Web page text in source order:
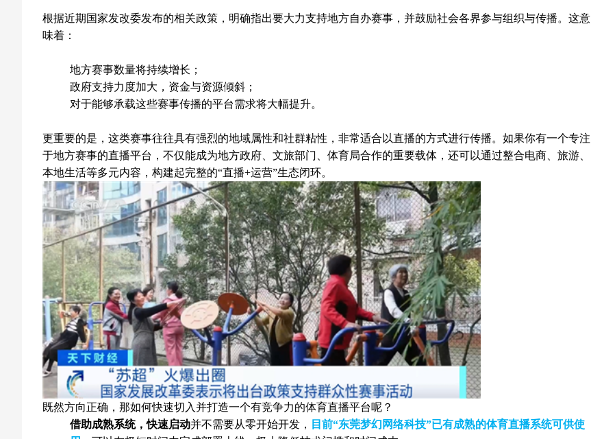
根据近期国家发改委发布的相关政策，明确指出要大力支持地方自办赛事，并鼓励社会各界参与组织与传播。这意
味着：
地方赛事数量将持续增长；
政府支持力度加大，资金与资源倾斜；
对于能够承载这些赛事传播的平台需求将大幅提升。
更重要的是，这类赛事往往具有强烈的地域属性和社群粘性，非常适合以直播的方式进行传播。如果你有一个专注
于地方赛事的直播平台，不仅能成为地方政府、文旅部门、体育局合作的重要载体，还可以通过整合电商、旅游、
本地生活等多元内容，构建起完整的“直播+运营”生态闭环。
既然方向正确，那如何快速切入并打造一个有竞争力的体育直播平台呢？
借助成熟系统，快速启动并不需要从零开始开发，
目前“东莞梦幻网络科技”已有成熟的体育直播系统可供使